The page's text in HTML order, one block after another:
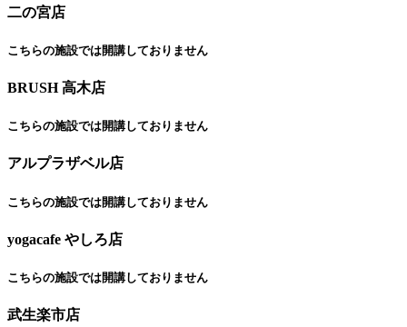
二の宮店
こちらの施設では開講しておりません
BRUSH 高木店
こちらの施設では開講しておりません
アルプラザベル店
こちらの施設では開講しておりません
yogacafe やしろ店
こちらの施設では開講しておりません
武生楽市店